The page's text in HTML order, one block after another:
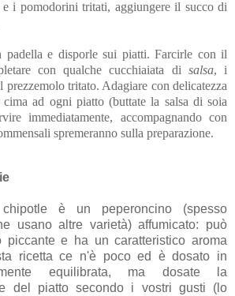
e i pomodorini tritati, aggiungere il succo di
padella e disporle sui piatti. Farcirle con il
con qualche cucchiaiata di salsa, i
tritato. Adagiare con delicatezza
ad ogni piatto (buttate la salsa di soia
immediatamente, accompagnando con
spremeranno sulla preparazione.
è un peperoncino (spesso
usano altre varietà) affumicato: può
e ha un caratteristico aroma
ricetta ce n'è poco ed è dosato in
equilibrata, ma dosate la
del piatto secondo i vostri gusti (lo